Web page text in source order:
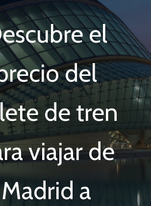
el
del
de tren
viajar de
Madrid a